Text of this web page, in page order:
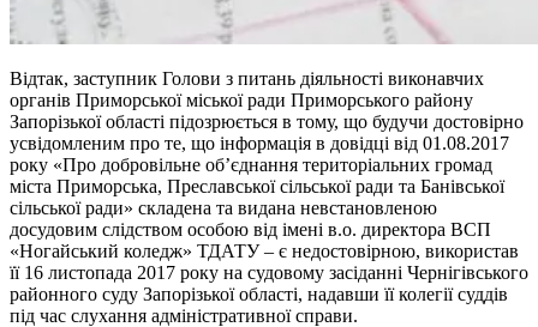
Відтак, заступник Голови з питань діяльності виконавчих
органів Приморської міської ради Приморського району
Запорізької області підозрюється в тому, що будучи достовірно
усвідомленим про те, що інформація в довідці від 01.08.2017
року «Про добровільне об’єднання територіальних громад
міста Приморська, Преславської сільської ради та Банівської
сільської ради» складена та видана невстановленою
досудовим слідством особою від імені в.о. директора ВСП
«Ногайський коледж» ТДАТУ – є недостовірною, використав
її 16 листопада 2017 року на судовому засіданні Чернігівського
районного суду Запорізької області, надавши її колегії суддів
під час слухання адміністративної справи.